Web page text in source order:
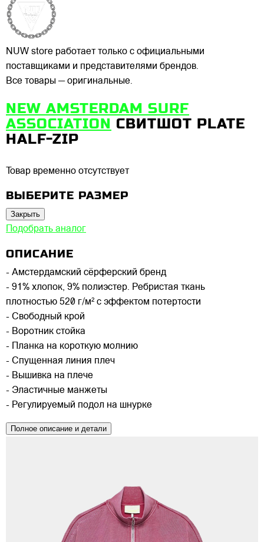
NUW store работает только с официальными
поставщиками и представителями брендов.
Все товары — оригинальные.
NEW AMSTERDAM SURF
ASSOCIATION СВИТШОТ PLATE
HALF-ZIP
Товар временно отсутствует
ВЫБЕРИТЕ РАЗМЕР
Закрыть
Подобрать аналог
ОПИСАНИЕ
- Амстердамский сёрферский бренд
- 91% хлопок, 9% полиэстер. Ребристая ткань
плотностью 520 г/м² с эффектом потертости
- Свободный крой
- Воротник стойка
- Планка на короткую молнию
- Спущенная линия плеч
- Вышивка на плече
- Эластичные манжеты
- Регулируемый подол на шнурке
Полное описание и детали